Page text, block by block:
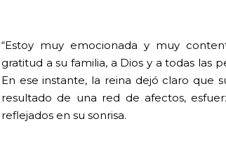
“Estoy muy emocionada y muy
gratitud a su familia, a Dios y a todas las
En ese instante, la reina dejó claro que
resultado de una red de afectos,
reflejados en su sonrisa.